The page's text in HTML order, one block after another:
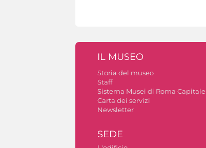
IL MUSEO
Storia del museo
Staff
Sistema Musei di Roma Capitale
Carta dei servizi
Newsletter
SEDE